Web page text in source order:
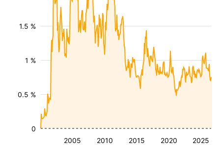
2005 2010 2015 2020 2025
0.5 %
1 %
1.5 %
0